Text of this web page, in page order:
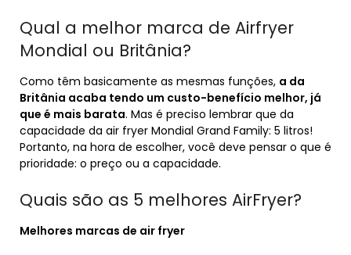
Qual a melhor marca de Airfryer
Mondial ou Britânia?
Como têm basicamente as mesmas funções, a da
Britânia acaba tendo um custo-benefício melhor, já
que é mais barata. Mas é preciso lembrar que da
capacidade da air fryer Mondial Grand Family: 5 litros!
Portanto, na hora de escolher, você deve pensar o que é
prioridade: o preço ou a capacidade.
Quais são as 5 melhores AirFryer?
Melhores marcas de air fryer